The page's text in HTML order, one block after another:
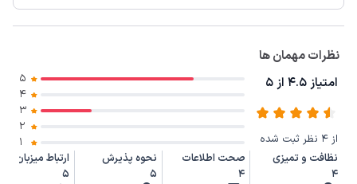
نظرات مهمان ها
امتیاز 4.5 از 5
از 4 نظر ثبت شده
5
4
3
2
1
نظافت و تمیزی
4
صحت اطلاعات
4
نحوه پذیرش
5
ارتباط میزبان
5